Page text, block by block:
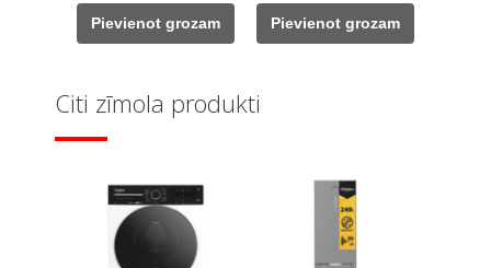
was:
1
Pievienot grozam
was:
1
Pievienot grozam
Citi zīmola produkti